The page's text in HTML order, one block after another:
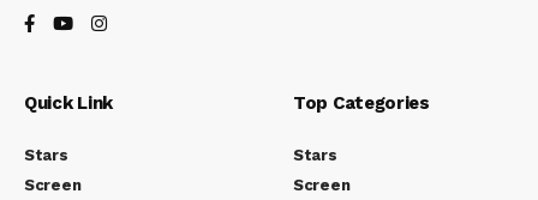
Quick Link
Stars
Screen
Top Categories
Stars
Screen